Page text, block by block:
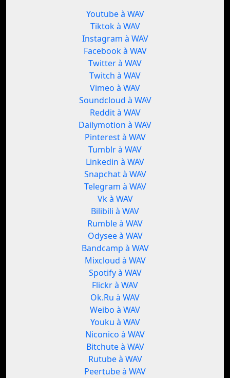
Youtube à WAV
Tiktok à WAV
Instagram à WAV
Facebook à WAV
Twitter à WAV
Twitch à WAV
Vimeo à WAV
Soundcloud à WAV
Reddit à WAV
Dailymotion à WAV
Pinterest à WAV
Tumblr à WAV
Linkedin à WAV
Snapchat à WAV
Telegram à WAV
Vk à WAV
Bilibili à WAV
Rumble à WAV
Odysee à WAV
Bandcamp à WAV
Mixcloud à WAV
Spotify à WAV
Flickr à WAV
Ok.Ru à WAV
Weibo à WAV
Youku à WAV
Niconico à WAV
Bitchute à WAV
Rutube à WAV
Peertube à WAV